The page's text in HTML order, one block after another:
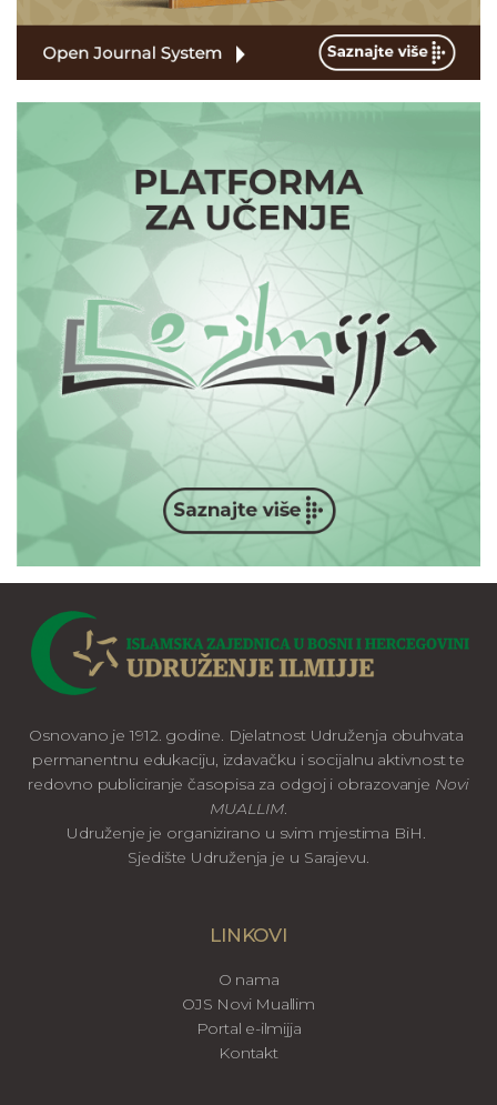
Osnovano je 1912. godine. Djelatnost Udruženja obuhvata
permanentnu edukaciju, izdavačku i socijalnu aktivnost te
redovno publiciranje časopisa za odgoj i obrazovanje Novi
MUALLIM.
Udruženje je organizirano u svim mjestima BiH.
Sjedište Udruženja je u Sarajevu.
LINKOVI
O nama
OJS Novi Muallim
Portal e-ilmijja
Kontakt